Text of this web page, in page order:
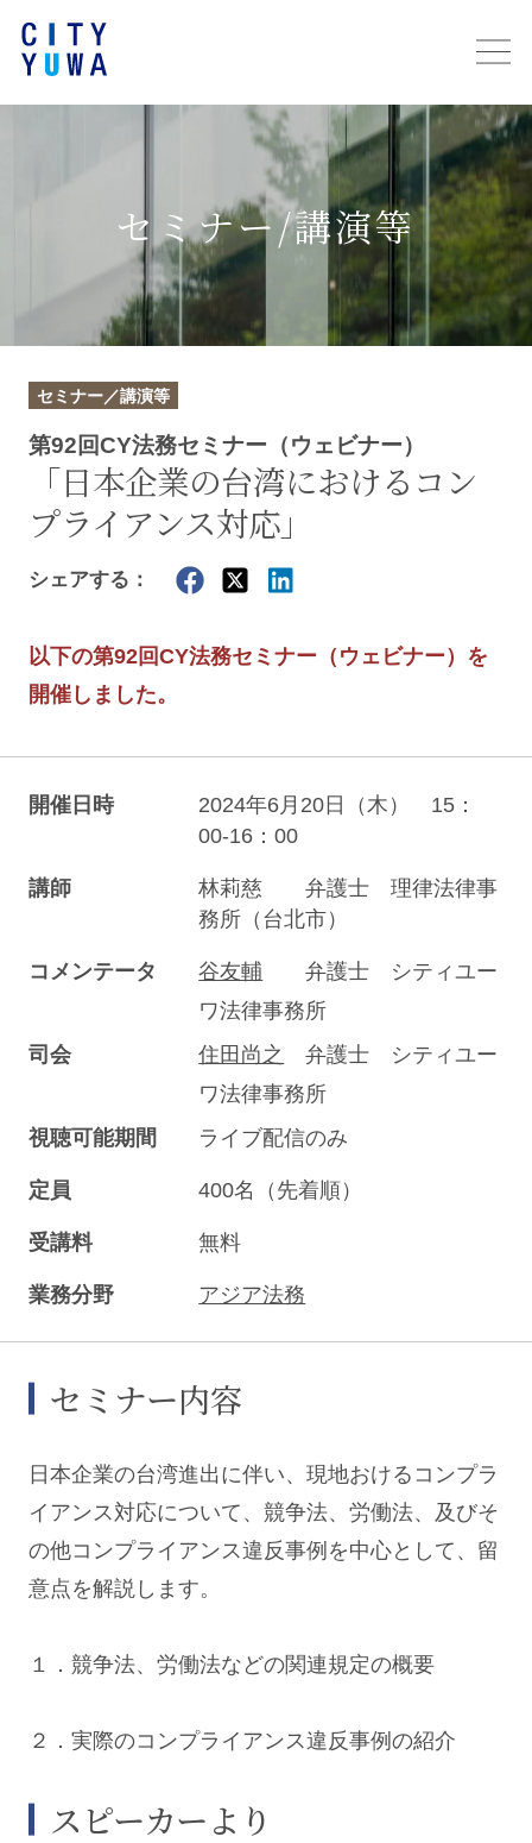
セミナー/講演等
セミナー／講演等
第92回CY法務セミナー（ウェビナー）
「日本企業の台湾におけるコン
プライアンス対応」
シェアする：
以下の第92回CY法務セミナー（ウェビナー）を
開催しました。
開催日時
2024年6月20日（木） 15：
00-16：00
講師
林莉慈 弁護士 理律法律事
務所（台北市）
コメンテータ 谷友輔 弁護士 シティユー
ワ法律事務所
司会
住田尚之
弁護士 シティユー
ワ法律事務所
視聴可能期間
ライブ配信のみ
定員 400名（先着順）
受講料 無料
業務分野 アジア法務
セミナー内容
日本企業の台湾進出に伴い、現地おけるコンプラ
イアンス対応について、競争法、労働法、及びそ
の他コンプライアンス違反事例を中心として、留
意点を解説します。
１．競争法、労働法などの関連規定の概要
２．実際のコンプライアンス違反事例の紹介
スピーカーより